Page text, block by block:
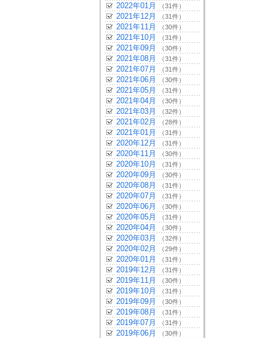
2022年01月 （31件）
2021年12月 （31件）
2021年11月 （30件）
2021年10月 （31件）
2021年09月 （30件）
2021年08月 （31件）
2021年07月 （31件）
2021年06月 （30件）
2021年05月 （31件）
2021年04月 （30件）
2021年03月 （32件）
2021年02月 （28件）
2021年01月 （31件）
2020年12月 （31件）
2020年11月 （30件）
2020年10月 （31件）
2020年09月 （30件）
2020年08月 （31件）
2020年07月 （31件）
2020年06月 （30件）
2020年05月 （31件）
2020年04月 （30件）
2020年03月 （32件）
2020年02月 （29件）
2020年01月 （31件）
2019年12月 （31件）
2019年11月 （30件）
2019年10月 （31件）
2019年09月 （30件）
2019年08月 （31件）
2019年07月 （31件）
2019年06月 （30件）